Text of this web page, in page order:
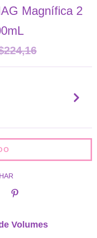
Magnífica 2
Volumes